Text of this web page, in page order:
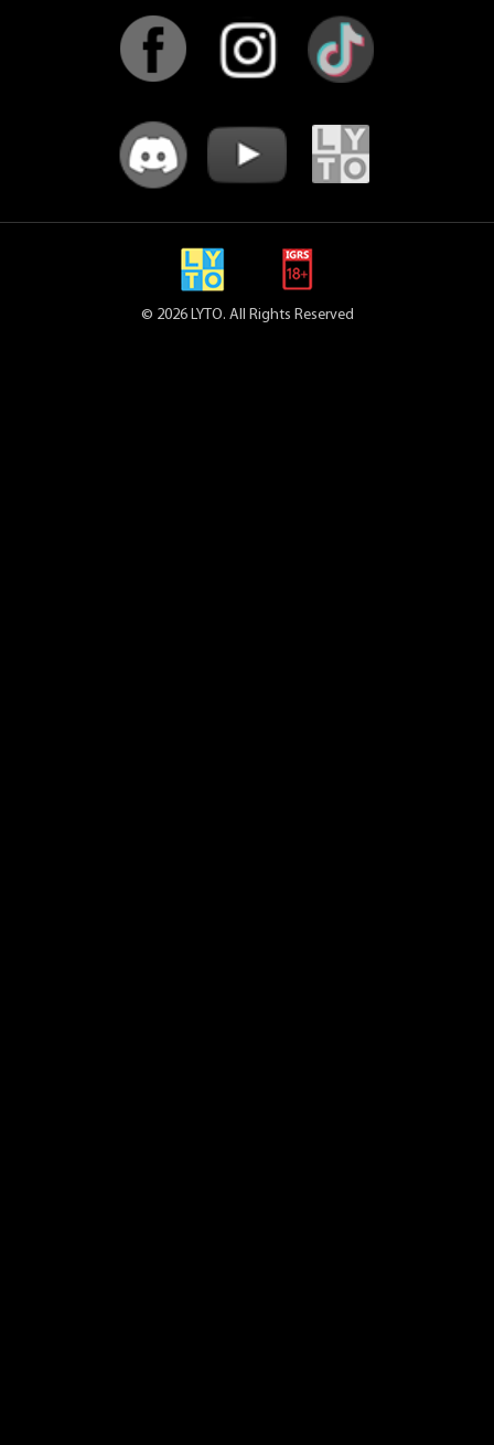
© 2026 LYTO. All Rights Reserved